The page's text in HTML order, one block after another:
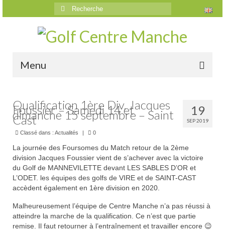
Rechercher
:
Menu
Le golf
Présentation
Parcours
Vidéos trou par trou
Trou n°2
19
SEP 2019
Qualification 1ère Div. Jacques
Foussier – Samedi 14 et
dimanche 15 septembre – Saint
Cast
Classé dans : Actualités | 0
La journée des Foursomes du Match retour de la 2ème
division Jacques Foussier vient de s’achever avec la victoire
du Golf de MANNEVILETTE devant LES SABLES D’OR et
L’ODET. les équipes des golfs de VIRE et de SAINT-CAST
accèdent également en 1ère division en 2020.
Malheureusement l’équipe de Centre Manche n’a pas réussi à
atteindre la marche de la qualification. Ce n’est que partie
remise. Il faut retourner à l’entraînement et travailler encore 😉